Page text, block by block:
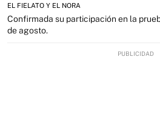
EL FIELATO Y EL NORA
Confirmada su participación en la
de agosto.